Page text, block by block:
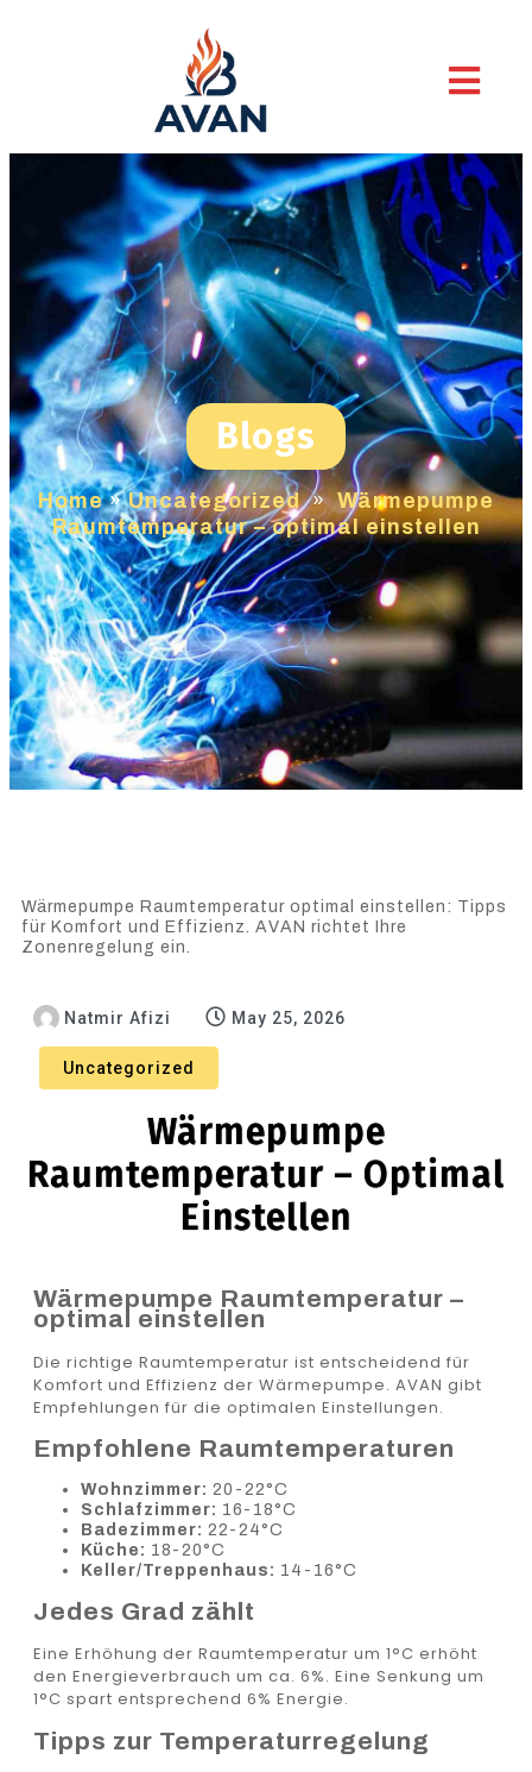
Blogs
Home»Uncategorized » Wärmepumpe
Raumtemperatur – optimal einstellen
Wärmepumpe Raumtemperatur optimal einstellen: Tipps
für Komfort und Effizienz. AVAN richtet Ihre
Zonenregelung ein.
Natmir Afizi May 25, 2026
Uncategorized
Wärmepumpe
Raumtemperatur – Optimal
Einstellen
Wärmepumpe Raumtemperatur –
optimal einstellen
Die richtige Raumtemperatur ist entscheidend für
Komfort und Effizienz der Wärmepumpe. AVAN gibt
Empfehlungen für die optimalen Einstellungen.
Empfohlene Raumtemperaturen
Wohnzimmer: 20-22°C
Schlafzimmer: 16-18°C
Badezimmer: 22-24°C
Küche: 18-20°C
Keller/Treppenhaus: 14-16°C
Jedes Grad zählt
Eine Erhöhung der Raumtemperatur um 1°C erhöht
den Energieverbrauch um ca. 6%. Eine Senkung um
1°C spart entsprechend 6% Energie.
Tipps zur Temperaturregelung